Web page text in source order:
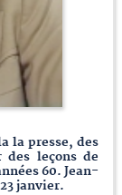
la presse, des
leçons de
60. Jean-
janvier.